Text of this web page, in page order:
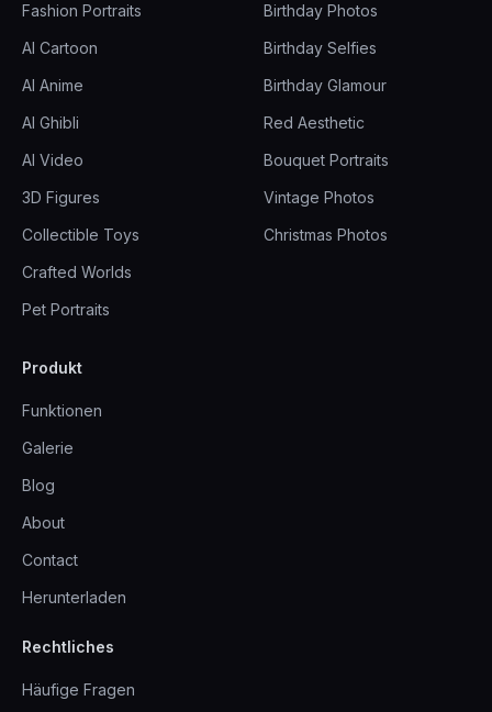
Fashion Portraits
AI Cartoon
AI Anime
AI Ghibli
AI Video
3D Figures
Collectible Toys
Crafted Worlds
Pet Portraits
Birthday Photos
Birthday Selfies
Birthday Glamour
Red Aesthetic
Bouquet Portraits
Vintage Photos
Christmas Photos
Produkt
Funktionen
Galerie
Blog
About
Contact
Herunterladen
Rechtliches
Häufige Fragen